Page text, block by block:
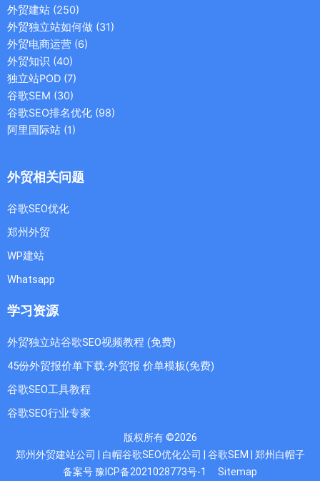
外贸建站 (250)
外贸独立站如何做 (31)
外贸电商运营 (6)
外贸知识 (40)
独立站POD (7)
谷歌SEM (30)
谷歌SEO排名优化 (98)
阿里国际站 (1)
外贸相关问题
谷歌SEO优化
郑州外贸
WP建站
Whatsapp
学习资源
外贸独立站谷歌SEO视频教程 (免费)
45份外贸报价单下载-外贸报 价单模板(免费)
谷歌SEO工具教程
谷歌SEO行业专家
版权所有 ©2026
郑州外贸建站公司 | 白帽谷歌SEO优化公司 | 谷歌SEM | 郑州白帽子
备案号 豫ICP备2021028773号-1
Sitemap